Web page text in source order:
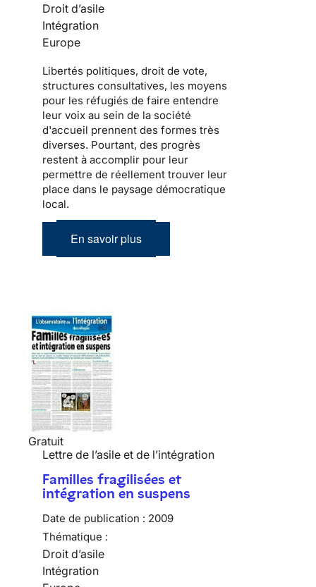
Droit d’asile
Intégration
Europe
Libertés politiques, droit de vote,
structures consultatives, les moyens
pour les réfugiés de faire entendre
leur voix au sein de la société
d'accueil prennent des formes très
diverses. Pourtant, des progrès
restent à accomplir pour leur
permettre de réellement trouver leur
place dans le paysage démocratique
local.
En savoir plus
Gratuit
Lettre de l’asile et de l’intégration
Familles fragilisées et
intégration en suspens
Date de publication : 2009
Thématique :
Droit d’asile
Intégration